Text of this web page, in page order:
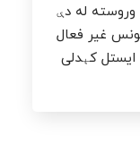
وروسته له دې
غیر فعال
کېدلی